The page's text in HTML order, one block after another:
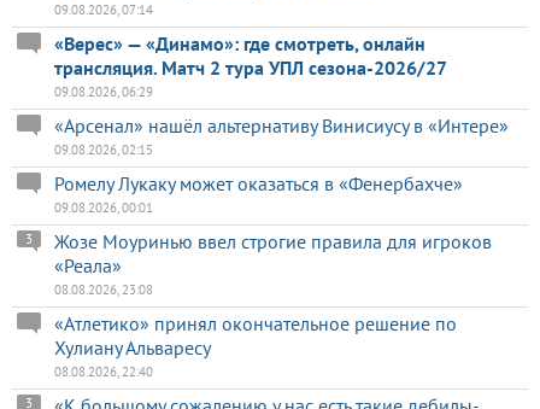
09.08.2026, 07:14
«Верес» — «Динамо»: где смотреть, онлайн
трансляция. Матч 2 тура УПЛ сезона-2026/27
09.08.2026, 06:29
«Арсенал» нашёл альтернативу Винисиусу в «Интере»
09.08.2026, 02:15
Ромелу Лукаку может оказаться в «Фенербахче»
09.08.2026, 00:01
Жозе Моуринью ввел строгие правила для игроков
«Реала»
3
08.08.2026, 23:08
«Атлетико» принял окончательное решение по
Хулиану Альваресу
08.08.2026, 22:40
3